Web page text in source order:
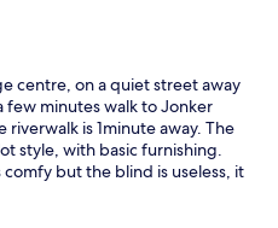
centre, on a quiet street away
few minutes walk to Jonker
is 1minute away. The
style, with basic furnishing.
but the blind is useless, it
in. The communal
as they scattered things